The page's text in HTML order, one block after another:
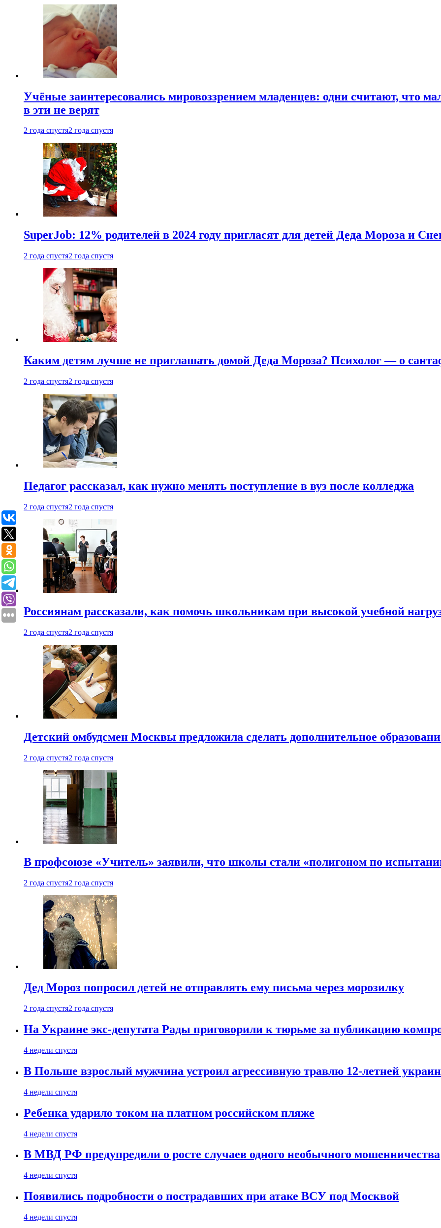
Учёные заинтересовались мировоззрением младенцев: одни считают, что
в эти не верят
2 года спустя2 года спустя
SuperJob: 12% родителей в 2024 году пригласят для детей Деда Мороза и
2 года спустя2 года спустя
Каким детям лучше не приглашать домой Деда Мороза? Психолог — о
2 года спустя2 года спустя
Педагог рассказал, как нужно менять поступление в вуз после колледжа
2 года спустя2 года спустя
Россиянам рассказали, как помочь школьникам при высокой учебной
2 года спустя2 года спустя
Детский омбудсмен Москвы предложила сделать дополнительное
2 года спустя2 года спустя
В профсоюзе «Учитель» заявили, что школы стали «полигоном по
2 года спустя2 года спустя
Дед Мороз попросил детей не отправлять ему письма через морозилку
2 года спустя2 года спустя
На Украине экс-депутата Рады приговорили к тюрьме за публикацию
4 недели спустя
В Польше взрослый мужчина устроил агрессивную травлю 12-летней
4 недели спустя
Ребенка ударило током на платном российском пляже
4 недели спустя
В МВД РФ предупредили о росте случаев одного необычного мошенничества
4 недели спустя
Появились подробности о пострадавших при атаке ВСУ под Москвой
4 недели спустя